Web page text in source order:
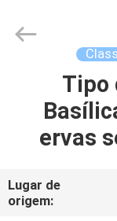
PRODUTOS
SOBRE
NÓS
TECHNOLOGY
Tipo
ervas
Lugar de
origem: